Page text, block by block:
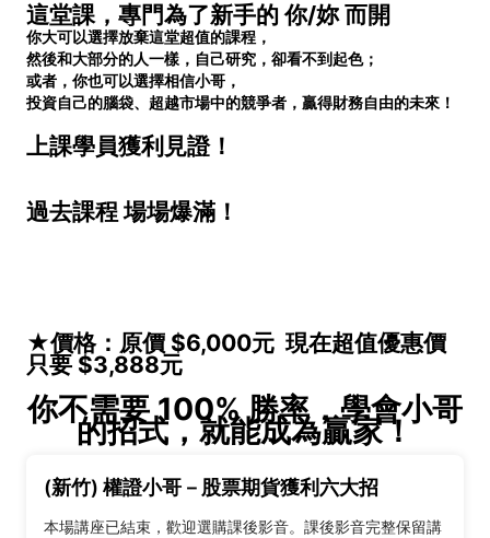
這堂課，專門為了新手的 你/妳 而開
你大可以選擇放棄這堂超值的課程，
然後和大部分的人一樣，自己研究，卻看不到起色；
或者，你也可以選擇相信小哥，
投資自己的腦袋、超越市場中的競爭者，贏得財務自由的未來！
上課學員獲利見證！
過去課程 場場爆滿！
★價格：原價 $6,000元 現在超值優惠價
只要 $3,888元
你不需要 100% 勝率，學會小哥
的招式，就能成為贏家！
(新竹) 權證小哥－股票期貨獲利六大招
本場講座已結束，歡迎選購課後影音。課後影音完整保留講